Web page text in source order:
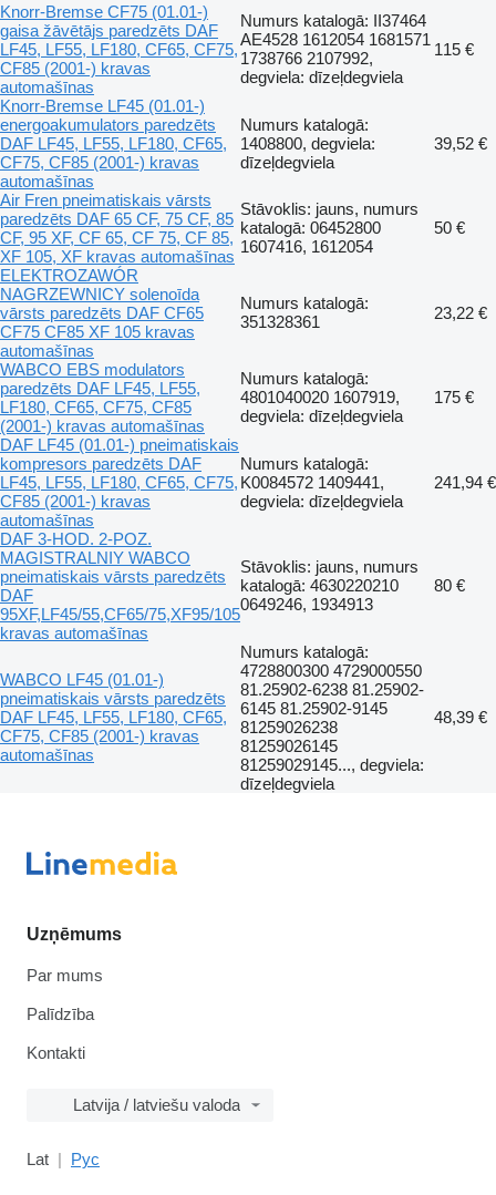
Knorr-Bremse CF75 (01.01-)
gaisa žāvētājs paredzēts DAF
LF45, LF55, LF180, CF65, CF75,
CF85 (2001-) kravas
automašīnas
Numurs katalogā: II37464
AE4528 1612054 1681571
1738766 2107992,
degviela: dīzeļdegviela
115 €
Knorr-Bremse LF45 (01.01-)
energoakumulators paredzēts
DAF LF45, LF55, LF180, CF65,
CF75, CF85 (2001-) kravas
automašīnas
Numurs katalogā:
1408800, degviela:
dīzeļdegviela
39,52 €
Air Fren pneimatiskais vārsts
paredzēts DAF 65 CF, 75 CF, 85
CF, 95 XF, CF 65, CF 75, CF 85,
XF 105, XF kravas automašīnas
Stāvoklis: jauns, numurs
katalogā: 06452800
1607416, 1612054
50 €
ELEKTROZAWÓR
NAGRZEWNICY solenoīda
vārsts paredzēts DAF CF65
CF75 CF85 XF 105 kravas
automašīnas
Numurs katalogā:
351328361
23,22 €
WABCO EBS modulators
paredzēts DAF LF45, LF55,
LF180, CF65, CF75, CF85
(2001-) kravas automašīnas
Numurs katalogā:
4801040020 1607919,
degviela: dīzeļdegviela
175 €
DAF LF45 (01.01-) pneimatiskais
kompresors paredzēts DAF
LF45, LF55, LF180, CF65, CF75,
CF85 (2001-) kravas
automašīnas
Numurs katalogā:
K0084572 1409441,
degviela: dīzeļdegviela
241,94 €
DAF 3-HOD. 2-POZ.
MAGISTRALNIY WABCO
pneimatiskais vārsts paredzēts
DAF
95XF,LF45/55,CF65/75,XF95/105
kravas automašīnas
Stāvoklis: jauns, numurs
katalogā: 4630220210
0649246, 1934913
80 €
WABCO LF45 (01.01-)
pneimatiskais vārsts paredzēts
DAF LF45, LF55, LF180, CF65,
CF75, CF85 (2001-) kravas
automašīnas
Numurs katalogā:
4728800300 4729000550
81.25902-6238 81.25902-
6145 81.25902-9145
81259026238
81259026145
81259029145..., degviela:
dīzeļdegviela
48,39 €
Uzņēmums
Par mums
Palīdzība
Kontakti
Latvija / latviešu valoda
Lat Рус